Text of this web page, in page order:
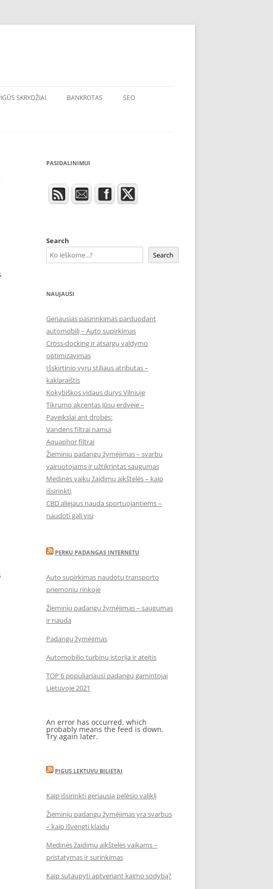
SKRYDŽIAI BANKROTAS SEO
PASIDALINIMUI
Search
Search
NAUJAUSI
Geriausias pasirinkimas parduodant
automobilį – Auto supirkimas
Cross-docking ir atsargų valdymo
optimizavimas
Išskirtinio vyrų stiliaus atributas –
kaklaraištis
Kokybiškos vidaus durys Vilniuje
Tikrumo akcentas Jūsų erdvėje –
Paveikslai ant drobės:
Vandens filtrai namui
Aquaphor filtrai
Žieminių padangų žymėjimas – svarbu
vairuotojams ir užtikrintas saugumas
Medinės vaikų žaidimų aikštelės – kaip
išsirinkti
CBD aliejaus nauda sportuojantiems –
naudoti gali visi
PERKU PADANGAS INTERNETU
Auto supirkimas naudotų transporto
priemonių rinkoje
Žieminių padangų žymėjimas – saugumas
ir nauda
Padangų žymėjimas
Automobilio turbinų istorija ir ateitis
TOP 6 populiariausi padangų gamintojai
Lietuvoje 2021
An error has occurred, which
probably means the feed is down.
Try again later.
PIGUS LEKTUVU BILIETAI
Kaip išsirinkti geriausią pelėsio valiklį
Žieminių padangų žymėjimas yra svarbus
– kaip išvengti klaidų
Medinės žaidimų aikštelės vaikams –
pristatymas ir surinkimas
Kaip sutaupyti aptveriant kaimo sodybą?